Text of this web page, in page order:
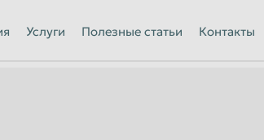
Йошкар-Ола
Услуги Полезные статьи Контакты